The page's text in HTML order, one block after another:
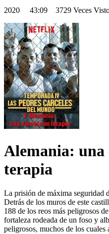
2020 43:09 3729 Veces
Alemania: una
terapia
La prisión de máxima seguridad
Detrás de los muros de este
188 de los reos más peligrosos
fortaleza rodeada de un foso y
peligrosos, muchos de los cuales